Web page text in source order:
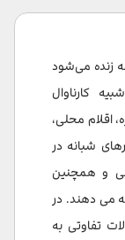
زنده می‌شود
کارناوال
اقلام محلی،
شبانه در
و همچنین
می دهند. در
تفاوتی به